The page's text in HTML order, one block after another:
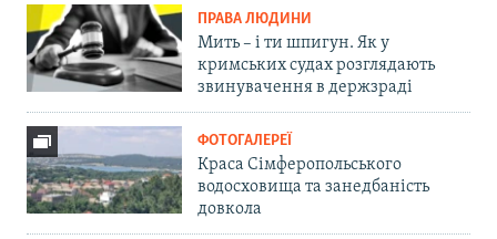
ПРАВА ЛЮДИНИ
Мить – і ти шпигун. Як у
кримських судах розглядають
звинувачення в держзраді
ФОТОГАЛЕРЕЇ
Краса Сімферопольського
водосховища та занедбаність
довкола